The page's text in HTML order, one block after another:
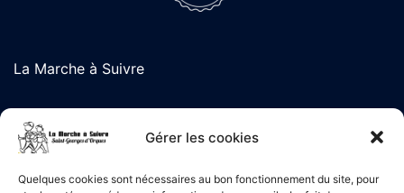
Gérer les cookies
Quelques cookies sont nécessaires au bon fonctionnement du site, pour
La Marche à Suivre
L'association de randonnée de Saint-Georges d'Orques